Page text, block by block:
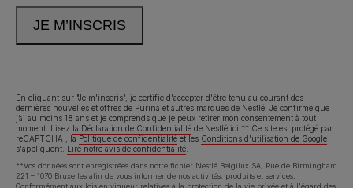
En cliquant sur "Je m'inscris", je certifie d'accepter d'être tenu au courant des
dernières nouvelles et offres de Purina et autres marques de Nestlé. Je confirme que
j’ai au moins 18 ans et je comprends que je peux retirer mon consentement à tout
moment. Lisez la Déclaration de Confidentialité de Nestlé ici.** Ce site est protégé par
reCAPTCHA ; la Politique de confidentialité et les Conditions d'utilisation de Google
s'appliquent.
Lire notre avis de confidentialité
**Vos données sont enregistrées dans notre fichier Nestlé Belgilux SA, Rue de Birmingham
221 – 1070 Bruxelles afin de vous informer de nos activités, produits et services.
Conformément aux lois en vigueur relatives à la protection de la vie privée et à l'égard des
Neem contact met ons op
Déclaration d'accessibilité Conditions d’utilisation
Avis de confidentialité Cookies